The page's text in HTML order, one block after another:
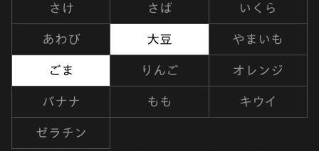
さけ さば いくら
あわび 大豆 やまいも
ごま りんご オレンジ
バナナ もも キウイ
ゼラチン